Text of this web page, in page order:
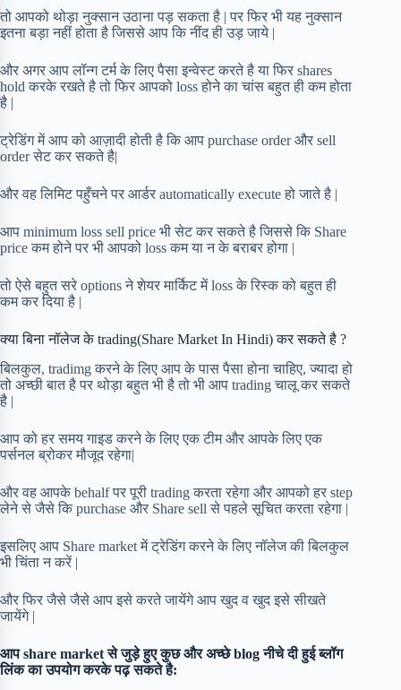
तो आपको थोड़ा नुक्सान उठाना पड़ सकता है | पर फिर भी यह नुक्सान
इतना बड़ा नहीं होता है जिससे आप कि नींद ही उड़ जाये |
और अगर आप लॉन्ग टर्म के लिए पैसा इन्वेस्ट करते है या फिर shares
hold करके रखते है तो फिर आपको loss होने का चांस बहुत ही कम होता
है |
ट्रेडिंग में आप को आज़ादी होती है कि आप purchase order और sell
order सेट कर सकते है|
और वह लिमिट पहुँचने पर आर्डर automatically execute हो जाते है |
आप minimum loss sell price भी सेट कर सकते है जिससे कि Share
price कम होने पर भी आपको loss कम या न के बराबर होगा |
तो ऐसे बहुत सरे options ने शेयर मार्किट में loss के रिस्क को बहुत ही
कम कर दिया है |
क्या बिना नॉलेज के trading(Share Market In Hindi) कर सकते है ?
बिलकुल, tradimg करने के लिए आप के पास पैसा होना चाहिए, ज्यादा हो
तो अच्छी बात है पर थोड़ा बहुत भी है तो भी आप trading चालू कर सकते
है |
आप को हर समय गाइड करने के लिए एक टीम और आपके लिए एक
पर्सनल ब्रोकर मौजूद रहेगा|
और वह आपके behalf पर पूरी trading करता रहेगा और आपको हर step
लेने से जैसे कि purchase और Share sell से पहले सूचित करता रहेगा |
इसलिए आप Share market में ट्रेडिंग करने के लिए नॉलेज की बिलकुल
भी चिंता न करें |
और फिर जैसे जैसे आप इसे करते जायेंगे आप खुद व खुद इसे सीखते
जायेंगे |
आप share market से जुड़े हुए कुछ और अच्छे blog नीचे दी हुई ब्लॉग
लिंक का उपयोग करके पढ़ सकते है: